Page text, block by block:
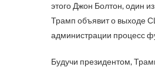
этого Джон Болтон, один
Трамп объявит о выходе
администрации процесс
Будучи президентом,